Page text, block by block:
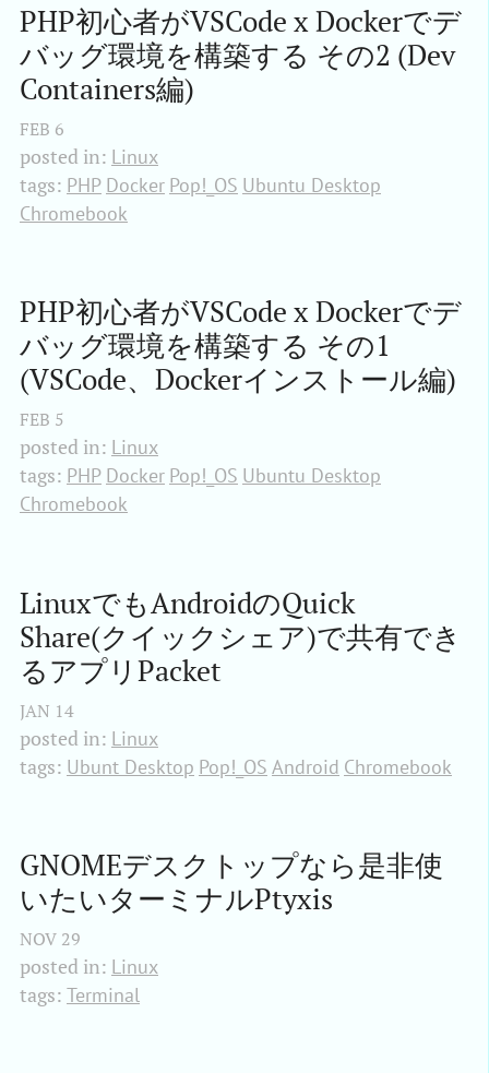
PHP初心者がVSCode x Dockerでデ
バッグ環境を構築する その2 (Dev
Containers編)
FEB 6
posted in: Linux
tags: PHP Docker Pop!_OS Ubuntu Desktop
Chromebook
PHP初心者がVSCode x Dockerでデ
バッグ環境を構築する その1
(VSCode、Dockerインストール編)
FEB 5
posted in: Linux
tags: PHP Docker Pop!_OS Ubuntu Desktop
Chromebook
LinuxでもAndroidのQuick
Share(クイックシェア)で共有でき
るアプリPacket
JAN 14
posted in: Linux
tags: Ubunt Desktop Pop!_OS Android Chromebook
GNOMEデスクトップなら是非使
いたいターミナルPtyxis
NOV 29
posted in: Linux
tags: Terminal